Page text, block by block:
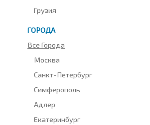
Грузия
ГОРОДА
Все Города
Москва
Санкт-Петербург
Симферополь
Адлер
Екатеринбург